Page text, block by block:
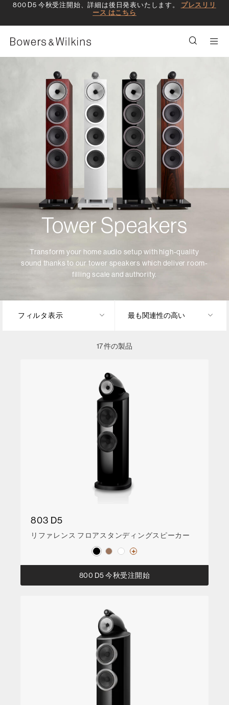
800 D5 今秋受注開始、詳細は後日発表いたします。 プレスリリ
ース はこちら
Tower Speakers
Transform your home audio setup with high-quality
sound thanks to our tower speakers which deliver room-
filling scale and authority.
フィルタ表示
17 件の製品
803 D5
リファレンス フロアスタンディングスピーカー
800 D5 今秋受注開始